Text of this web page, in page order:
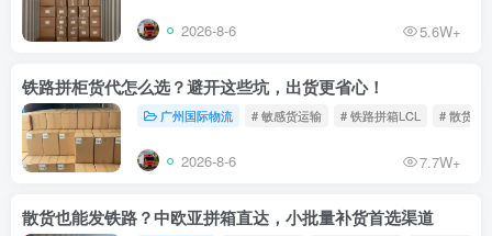
2026-8-6 5.6W+
铁路拼柜货代怎么选？避开这些坑，出货更省心！
广州国际物流 # 敏感货运输 # 铁路拼箱LCL # 散货铁
2026-8-6 7.7W+
散货也能发铁路？中欧亚拼箱直达，小批量补货首选渠道